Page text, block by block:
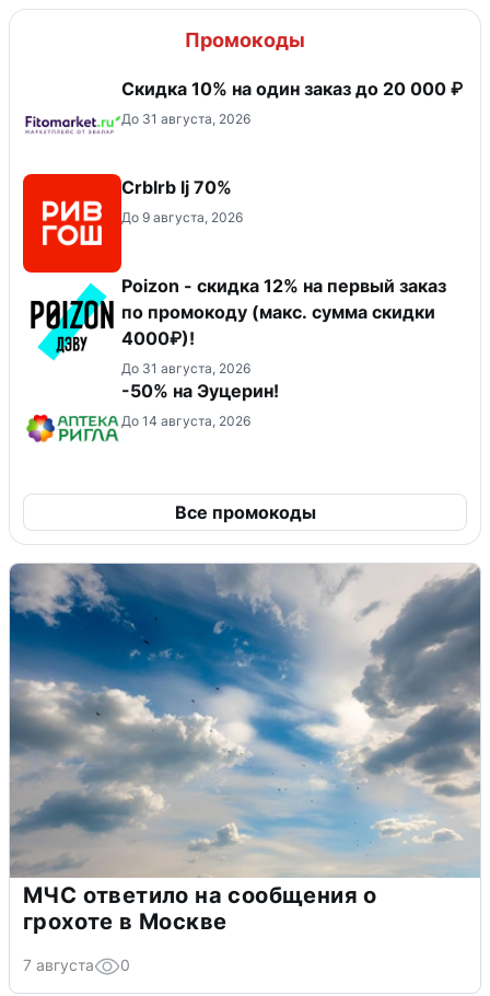
Промокоды
Скидка 10% на один заказ до 20 000 ₽
До 31 августа, 2026
Crblrb lj 70%
До 9 августа, 2026
Poizon - скидка 12% на первый заказ
по промокоду (макс. сумма скидки
4000₽)!
До 31 августа, 2026
-50% на Эуцерин!
До 14 августа, 2026
Все промокоды
МЧС ответило на сообщения о
грохоте в Москве
7 августа 0